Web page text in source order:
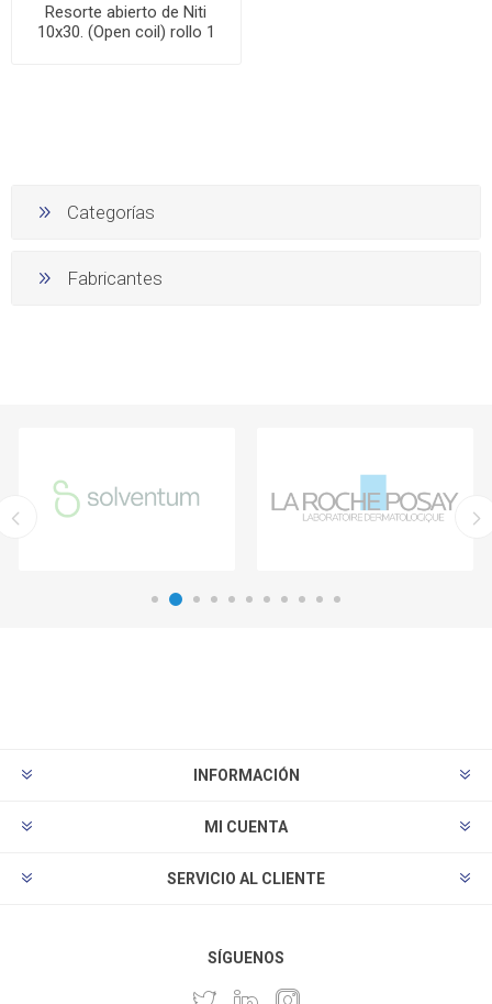
Resorte abierto de Niti
10x30. (Open coil) rollo 1
Categorías
Fabricantes
INFORMACIÓN
MI CUENTA
SERVICIO AL CLIENTE
SÍGUENOS